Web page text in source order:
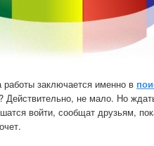
заключается именно в
Действительно, не мало. Но
войти, сообщат друзьям,